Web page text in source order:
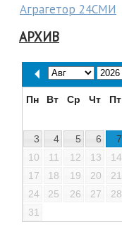
Аграгетор 24СМИ
АРХИВ
Пн Вт Ср Чт Пт
3
4 5 6 7
10
11 12 13 14
17
18 19 20 21
24
25 26 27 28
31